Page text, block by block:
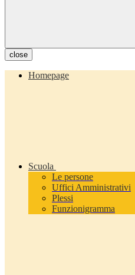
close
Homepage
Scuola
Le persone
Uffici Amministrativi
Plessi
Funzionigramma